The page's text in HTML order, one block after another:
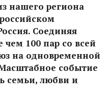
нашего региона
Соединяя
чем 100 пар со всей
на одновременной
событие
семьи, любви и